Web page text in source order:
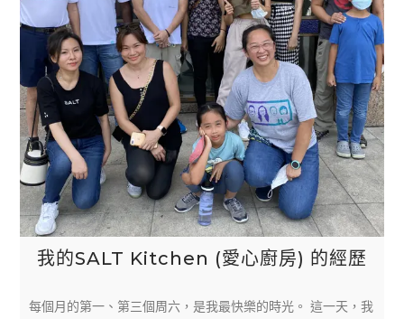
我的SALT Kitchen (愛心廚房) 的經歷
每個月的第一、第三個周六，是我最快樂的時光。 這一天，我